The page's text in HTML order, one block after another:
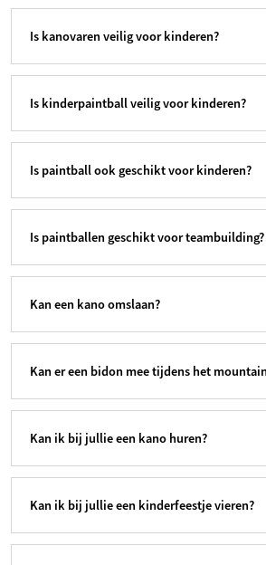
Is kanovaren veilig voor kinderen?
Is kinderpaintball veilig voor kinderen?
Is paintball ook geschikt voor kinderen?
Is paintballen geschikt voor teambuilding?
Kan een kano omslaan?
Kan er een bidon mee tijdens het
Kan ik bij jullie een kano huren?
Kan ik bij jullie een kinderfeestje vieren?